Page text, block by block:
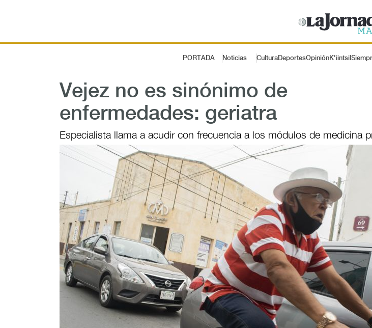
PORTADA Noticias CulturaDeportesOpiniónK'iintsil
Vejez no es sinónimo de
enfermedades: geriatra
Especialista llama a acudir con frecuencia a los módulos de medicina